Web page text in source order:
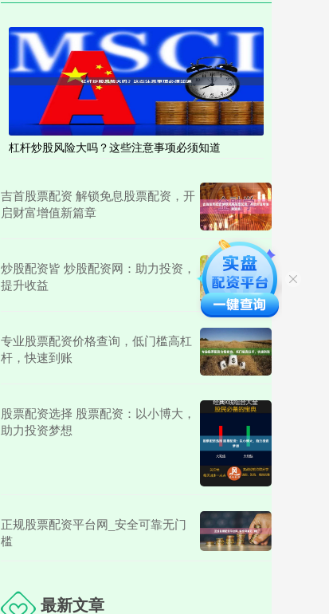
杠杆炒股风险大吗？这些注意事项必须知道
吉首股票配资 解锁免息股票配资，开
启财富增值新篇章
炒股配资皆 炒股配资网：助力投资，
提升收益
专业股票配资价格查询，低门槛高杠
杆，快速到账
股票配资选择 股票配资：以小博大，
助力投资梦想
正规股票配资平台网_安全可靠无门
槛
最新文章